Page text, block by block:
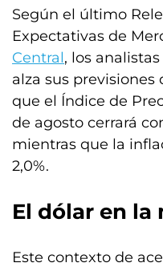
Según el último
Expectativas de
Central, los
alza sus
que el Índice de
de agosto cerrará
mientras que la
2,0%.
El dólar en la
Este contexto de